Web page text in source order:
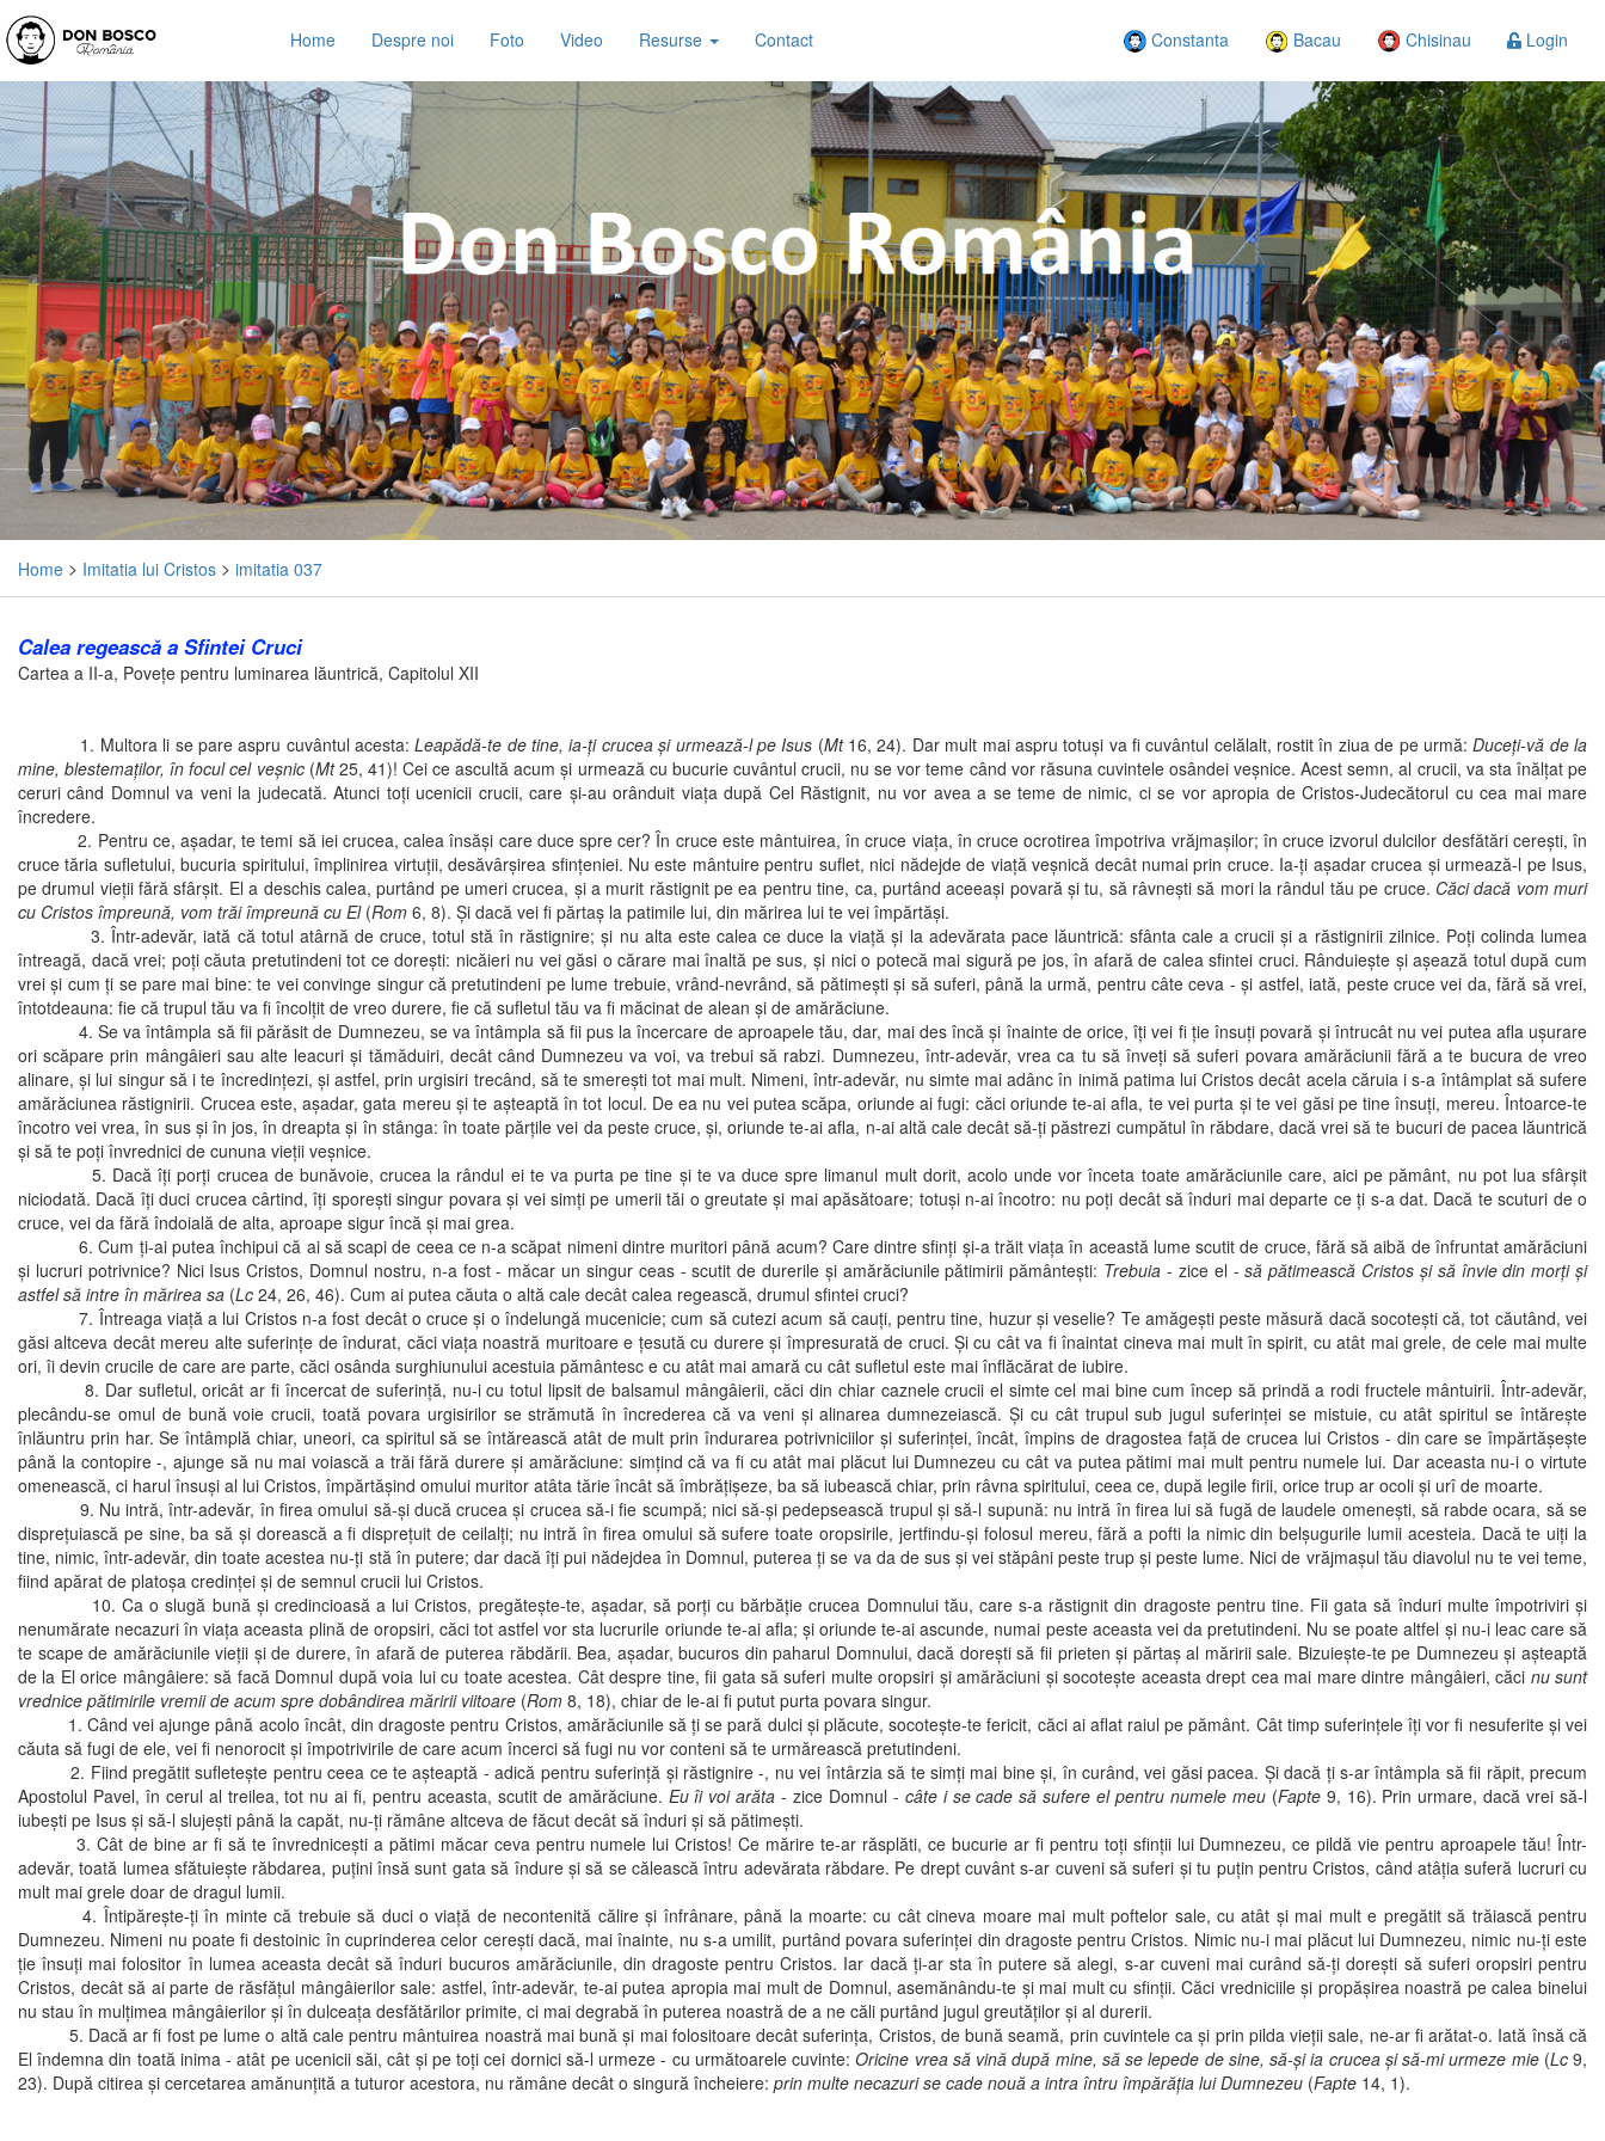
Home Despre noi Foto Video Resurse Contact Constanta Bacau Chisinau Login
Home > Imitatia lui Cristos > imitatia 037
Calea regească a Sfintei Cruci
Cartea a II-a, Poveţe pentru luminarea lăuntrică, Capitolul XII
1. Multora li se pare aspru cuvântul acesta:Leapădă-te de tine, ia-ţi crucea şi urmează-l pe Isus (Mt 16, 24). Dar mult mai aspru totuşi va fi cuvântul celălalt, rostit în ziua de pe urmă:Duceţi-vă de la
mine, blestemaţilor, în focul cel veşnic(Mt25, 41)! Cei ce ascultă acum şi urmează cu bucurie cuvântul crucii, nu se vor teme când vor răsuna cuvintele osândei veşnice. Acest semn, al crucii, va sta înălţat pe
ceruri când Domnul va veni la judecată. Atunci toţi ucenicii crucii, care şi-au orânduit viaţa după Cel Răstignit, nu vor avea a se teme de nimic, ci se vor apropia de Cristos-Judecătorul cu cea mai mare
încredere.
2. Pentru ce, aşadar, te temi să iei crucea, calea însăşi care duce spre cer? În cruce este mântuirea, în cruce viaţa, în cruce ocrotirea împotriva vrăjmaşilor; în cruce izvorul dulcilor desfătări cereşti, în
cruce tăria sufletului, bucuria spiritului, împlinirea virtuţii, desăvârşirea sfinţeniei. Nu este mântuire pentru suflet, nici nădejde de viaţă veşnică decât numai prin cruce. Ia-ţi aşadar crucea şi urmează-l pe Isus,
pe drumul vieţii fără sfârşit. El a deschis calea, purtând pe umeri crucea, şi a murit răstignit pe ea pentru tine, ca, purtând aceeaşi povară şi tu, să râvneşti să mori la rândul tău pe cruce. Căci dacă vom muri
cu Cristos împreună, vom trăi împreună cu El(Rom 6, 8). Şi dacă vei fi părtaş la patimile lui, din mărirea lui te vei împărtăşi.
3. Într-adevăr, iată că totul atârnă de cruce, totul stă în răstignire; şi nu alta este calea ce duce la viaţă şi la adevărata pace lăuntrică: sfânta cale a crucii şi a răstignirii zilnice. Poţi colinda lumea
întreagă, dacă vrei; poţi căuta pretutindeni tot ce doreşti: nicăieri nu vei găsi o cărare mai înaltă pe sus, şi nici o potecă mai sigură pe jos, în afară de calea sfintei cruci. Rânduieşte şi aşează totul după cum
vrei şi cum ţi se pare mai bine: te vei convinge singur că pretutindeni pe lume trebuie, vrând-nevrând, să pătimeşti şi să suferi, până la urmă, pentru câte ceva - şi astfel, iată, peste cruce vei da, fără să vrei,
întotdeauna: fie că trupul tău va fi încolţit de vreo durere, fie că sufletul tău va fi măcinat de alean şi de amărăciune.
4. Se va întâmpla să fii părăsit de Dumnezeu, se va întâmpla să fii pus la încercare de aproapele tău, dar, mai des încă şi înainte de orice, îţi vei fi ţie însuţi povară şi întrucât nu vei putea afla uşurare
ori scăpare prin mângâieri sau alte leacuri şi tămăduiri, decât când Dumnezeu va voi, va trebui să rabzi. Dumnezeu, într-adevăr, vrea ca tu să înveţi să suferi povara amărăciunii fără a te bucura de vreo
alinare, şi lui singur să i te încredinţezi, şi astfel, prin urgisiri trecând, să te smereşti tot mai mult. Nimeni, într-adevăr, nu simte mai adânc în inimă patima lui Cristos decât acela căruia i s-a întâmplat să sufere
amărăciunea răstignirii. Crucea este, aşadar, gata mereu şi te aşteaptă în tot locul. De ea nu vei putea scăpa, oriunde ai fugi: căci oriunde te-ai afla, te vei purta şi te vei găsi pe tine însuţi, mereu. Întoarce-te
încotro vei vrea, în sus şi în jos, în dreapta şi în stânga: în toate părţile vei da peste cruce, şi, oriunde te-ai afla, n-ai altă cale decât să-ţi păstrezi cumpătul în răbdare, dacă vrei să te bucuri de pacea lăuntrică
şi să te poţi învrednici de cununa vieţii veşnice.
5. Dacă îţi porţi crucea de bunăvoie, crucea la rândul ei te va purta pe tine şi te va duce spre limanul mult dorit, acolo unde vor înceta toate amărăciunile care, aici pe pământ, nu pot lua sfârşit
niciodată. Dacă îţi duci crucea cârtind, îţi sporeşti singur povara şi vei simţi pe umerii tăi o greutate şi mai apăsătoare; totuşi n-ai încotro: nu poţi decât să înduri mai departe ce ţi s-a dat. Dacă te scuturi de o
cruce, vei da fără îndoială de alta, aproape sigur încă şi mai grea.
6. Cum ţi-ai putea închipui că ai să scapi de ceea ce n-a scăpat nimeni dintre muritori până acum? Care dintre sfinţi şi-a trăit viaţa în această lume scutit de cruce, fără să aibă de înfruntat amărăciuni
şi lucruri potrivnice? Nici Isus Cristos, Domnul nostru, n-a fost - măcar un singur ceas - scutit de durerile şi amărăciunile pătimirii pământeşti: Trebuia - zice el -să pătimească Cristos şi să învie din morţi şi
astfel să intre în mărirea sa (Lc 24, 26, 46). Cum ai putea căuta o altă cale decât calea regească, drumul sfintei cruci?
7. Întreaga viaţă a lui Cristos n-a fost decât o cruce şi o îndelungă mucenicie; cum să cutezi acum să cauţi, pentru tine, huzur şi veselie? Te amăgeşti peste măsură dacă socoteşti că, tot căutând, vei
găsi altceva decât mereu alte suferinţe de îndurat, căci viaţa noastră muritoare e ţesută cu durere şi împresurată de cruci. Şi cu cât va fi înaintat cineva mai mult în spirit, cu atât mai grele, de cele mai multe
ori, îi devin crucile de care are parte, căci osânda surghiunului acestuia pământesc e cu atât mai amară cu cât sufletul este mai înflăcărat de iubire.
8. Dar sufletul, oricât ar fi încercat de suferinţă, nu-i cu totul lipsit de balsamul mângâierii, căci din chiar caznele crucii el simte cel mai bine cum încep să prindă a rodi fructele mântuirii. Într-adevăr,
plecându-se omul de bună voie crucii, toată povara urgisirilor se strămută în încrederea că va veni şi alinarea dumnezeiască. Şi cu cât trupul sub jugul suferinţei se mistuie, cu atât spiritul se întăreşte
înlăuntru prin har. Se întâmplă chiar, uneori, ca spiritul să se întărească atât de mult prin îndurarea potrivniciilor şi suferinţei, încât, împins de dragostea faţă de crucea lui Cristos - din care se împărtăşeşte
până la contopire -, ajunge să nu mai voiască a trăi fără durere şi amărăciune: simţind că va fi cu atât mai plăcut lui Dumnezeu cu cât va putea pătimi mai mult pentru numele lui. Dar aceasta nu-i o virtute
omenească, ci harul însuşi al lui Cristos, împărtăşind omului muritor atâta tărie încât să îmbrăţişeze, ba să iubească chiar, prin râvna spiritului, ceea ce, după legile firii, orice trup ar ocoli şi urî de moarte.
9. Nu intră, într-adevăr, în firea omului să-şi ducă crucea şi crucea să-i fie scumpă; nici să-şi pedepsească trupul şi să-l supună: nu intră în firea lui să fugă de laudele omeneşti, să rabde ocara, să se
dispreţuiască pe sine, ba să şi dorească a fi dispreţuit de ceilalţi; nu intră în firea omului să sufere toate oropsirile, jertfindu-şi folosul mereu, fără a pofti la nimic din belşugurile lumii acesteia. Dacă te uiţi la
tine, nimic, într-adevăr, din toate acestea nu-ţi stă în putere; dar dacă îţi pui nădejdea în Domnul, puterea ţi se va da de sus şi vei stăpâni peste trup şi peste lume. Nici de vrăjmaşul tău diavolul nu te vei teme,
fiind apărat de platoşa credinţei şi de semnul crucii lui Cristos.
10. Ca o slugă bună şi credincioasă a lui Cristos, pregăteşte-te, aşadar, să porţi cu bărbăţie crucea Domnului tău, care s-a răstignit din dragoste pentru tine. Fii gata să înduri multe împotriviri şi
nenumărate necazuri în viaţa aceasta plină de oropsiri, căci tot astfel vor sta lucrurile oriunde te-ai afla; şi oriunde te-ai ascunde, numai peste aceasta vei da pretutindeni. Nu se poate altfel şi nu-i leac care să
te scape de amărăciunile vieţii şi de durere, în afară de puterea răbdării. Bea, aşadar, bucuros din paharul Domnului, dacă doreşti să fii prieten şi părtaş al măririi sale. Bizuieşte-te pe Dumnezeu şi aşteaptă
de la El orice mângâiere: să facă Domnul după voia lui cu toate acestea. Cât despre tine, fii gata să suferi multe oropsiri şi amărăciuni şi socoteşte aceasta drept cea mai mare dintre mângâieri, căci nu sunt
vrednice pătimirile vremii de acum spre dobândirea măririi viitoare (Rom 8, 18), chiar de le-ai fi putut purta povara singur.
1. Când vei ajunge până acolo încât, din dragoste pentru Cristos, amărăciunile să ţi se pară dulci şi plăcute, socoteşte-te fericit, căci ai aflat raiul pe pământ. Cât timp suferinţele îţi vor fi nesuferite şi vei
căuta să fugi de ele, vei fi nenorocit şi împotrivirile de care acum încerci să fugi nu vor conteni să te urmărească pretutindeni.
2. Fiind pregătit sufleteşte pentru ceea ce te aşteaptă - adică pentru suferinţă şi răstignire -, nu vei întârzia să te simţi mai bine şi, în curând, vei găsi pacea. Şi dacă ţi s-ar întâmpla să fii răpit, precum
Apostolul Pavel, în cerul al treilea, tot nu ai fi, pentru aceasta, scutit de amărăciune. Eu îi voi arăta - zice Domnul - câte i se cade să sufere el pentru numele meu(Fapte 9, 16). Prin urmare, dacă vrei să-l
iubeşti pe Isus şi să-l slujeşti până la capăt, nu-ţi rămâne altceva de făcut decât să înduri şi să pătimeşti.
3. Cât de bine ar fi să te învredniceşti a pătimi măcar ceva pentru numele lui Cristos! Ce mărire te-ar răsplăti, ce bucurie ar fi pentru toţi sfinţii lui Dumnezeu, ce pildă vie pentru aproapele tău! Într-
adevăr, toată lumea sfătuieşte răbdarea, puţini însă sunt gata să îndure şi să se călească întru adevărata răbdare. Pe drept cuvânt s-ar cuveni să suferi şi tu puţin pentru Cristos, când atâţia suferă lucruri cu
mult mai grele doar de dragul lumii.
4. Întipăreşte-ţi în minte că trebuie să duci o viaţă de necontenită călire şi înfrânare, până la moarte: cu cât cineva moare mai mult poftelor sale, cu atât şi mai mult e pregătit să trăiască pentru
Dumnezeu. Nimeni nu poate fi destoinic în cuprinderea celor cereşti dacă, mai înainte, nu s-a umilit, purtând povara suferinţei din dragoste pentru Cristos. Nimic nu-i mai plăcut lui Dumnezeu, nimic nu-ţi este
ţie însuţi mai folositor în lumea aceasta decât să înduri bucuros amărăciunile, din dragoste pentru Cristos. Iar dacă ţi-ar sta în putere să alegi, s-ar cuveni mai curând să-ţi doreşti să suferi oropsiri pentru
Cristos, decât să ai parte de răsfăţul mângâierilor sale: astfel, într-adevăr, te-ai putea apropia mai mult de Domnul, asemănându-te şi mai mult cu sfinţii. Căci vredniciile şi propăşirea noastră pe calea binelui
nu stau în mulţimea mângâierilor şi în dulceaţa desfătărilor primite, ci mai degrabă în puterea noastră de a ne căli purtând jugul greutăţilor şi al durerii.
5. Dacă ar fi fost pe lume o altă cale pentru mântuirea noastră mai bună şi mai folositoare decât suferinţa, Cristos, de bună seamă, prin cuvintele ca şi prin pilda vieţii sale, ne-ar fi arătat-o. Iată însă că
El îndemna din toată inima - atât pe ucenicii săi, cât şi pe toţi cei dornici să-l urmeze - cu următoarele cuvinte:Oricine vrea să vină după mine, să se lepede de sine, să-şi ia crucea şi să-mi urmeze mie(Lc9,
23). După citirea şi cercetarea amănunţită a tuturor acestora, nu rămâne decât o singură încheiere: prin multe necazuri se cade nouă a intra întru împărăţia lui Dumnezeu (Fapte 14, 1).